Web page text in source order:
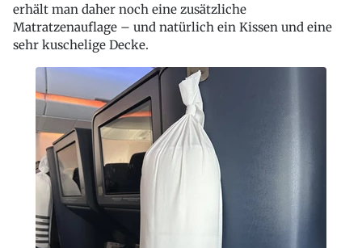
erhält man daher noch eine zusätzliche
Matratzenauflage – und natürlich ein Kissen und eine
sehr kuschelige Decke.